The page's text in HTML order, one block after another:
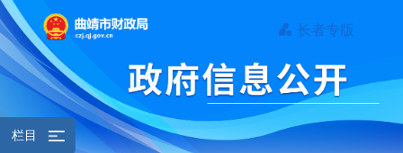
长者专版
栏目